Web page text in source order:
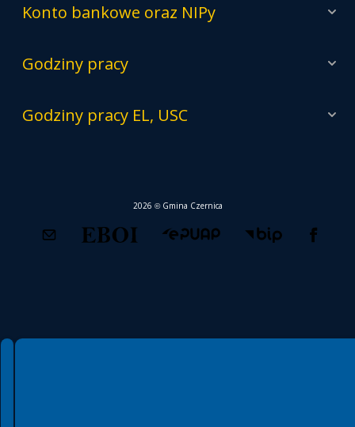
Konto bankowe oraz NIPy
Godziny pracy
Godziny pracy EL, USC
2026 © Gmina Czernica
Spełniamy standardy WCAG 2.2
Spełniamy standardy W3C